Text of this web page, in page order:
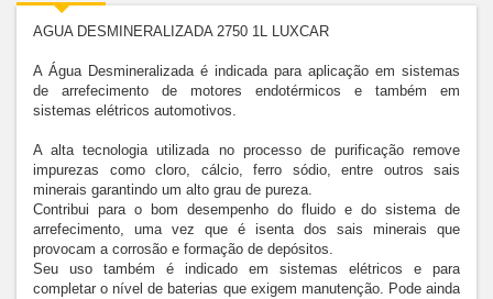
AGUA DESMINERALIZADA 2750 1L LUXCAR
A Água Desmineralizada é indicada para aplicação em sistemas
de arrefecimento de motores endotérmicos e também em
sistemas elétricos automotivos.
A alta tecnologia utilizada no processo de purificação remove
impurezas como cloro, cálcio, ferro sódio, entre outros sais
minerais garantindo um alto grau de pureza.
Contribui para o bom desempenho do fluido e do sistema de
arrefecimento, uma vez que é isenta dos sais minerais que
provocam a corrosão e formação de depósitos.
Seu uso também é indicado em sistemas elétricos e para
completar o nível de baterias que exigem manutenção. Pode ainda